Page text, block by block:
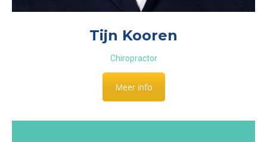
Tijn Kooren
Chiropractor
Meer info